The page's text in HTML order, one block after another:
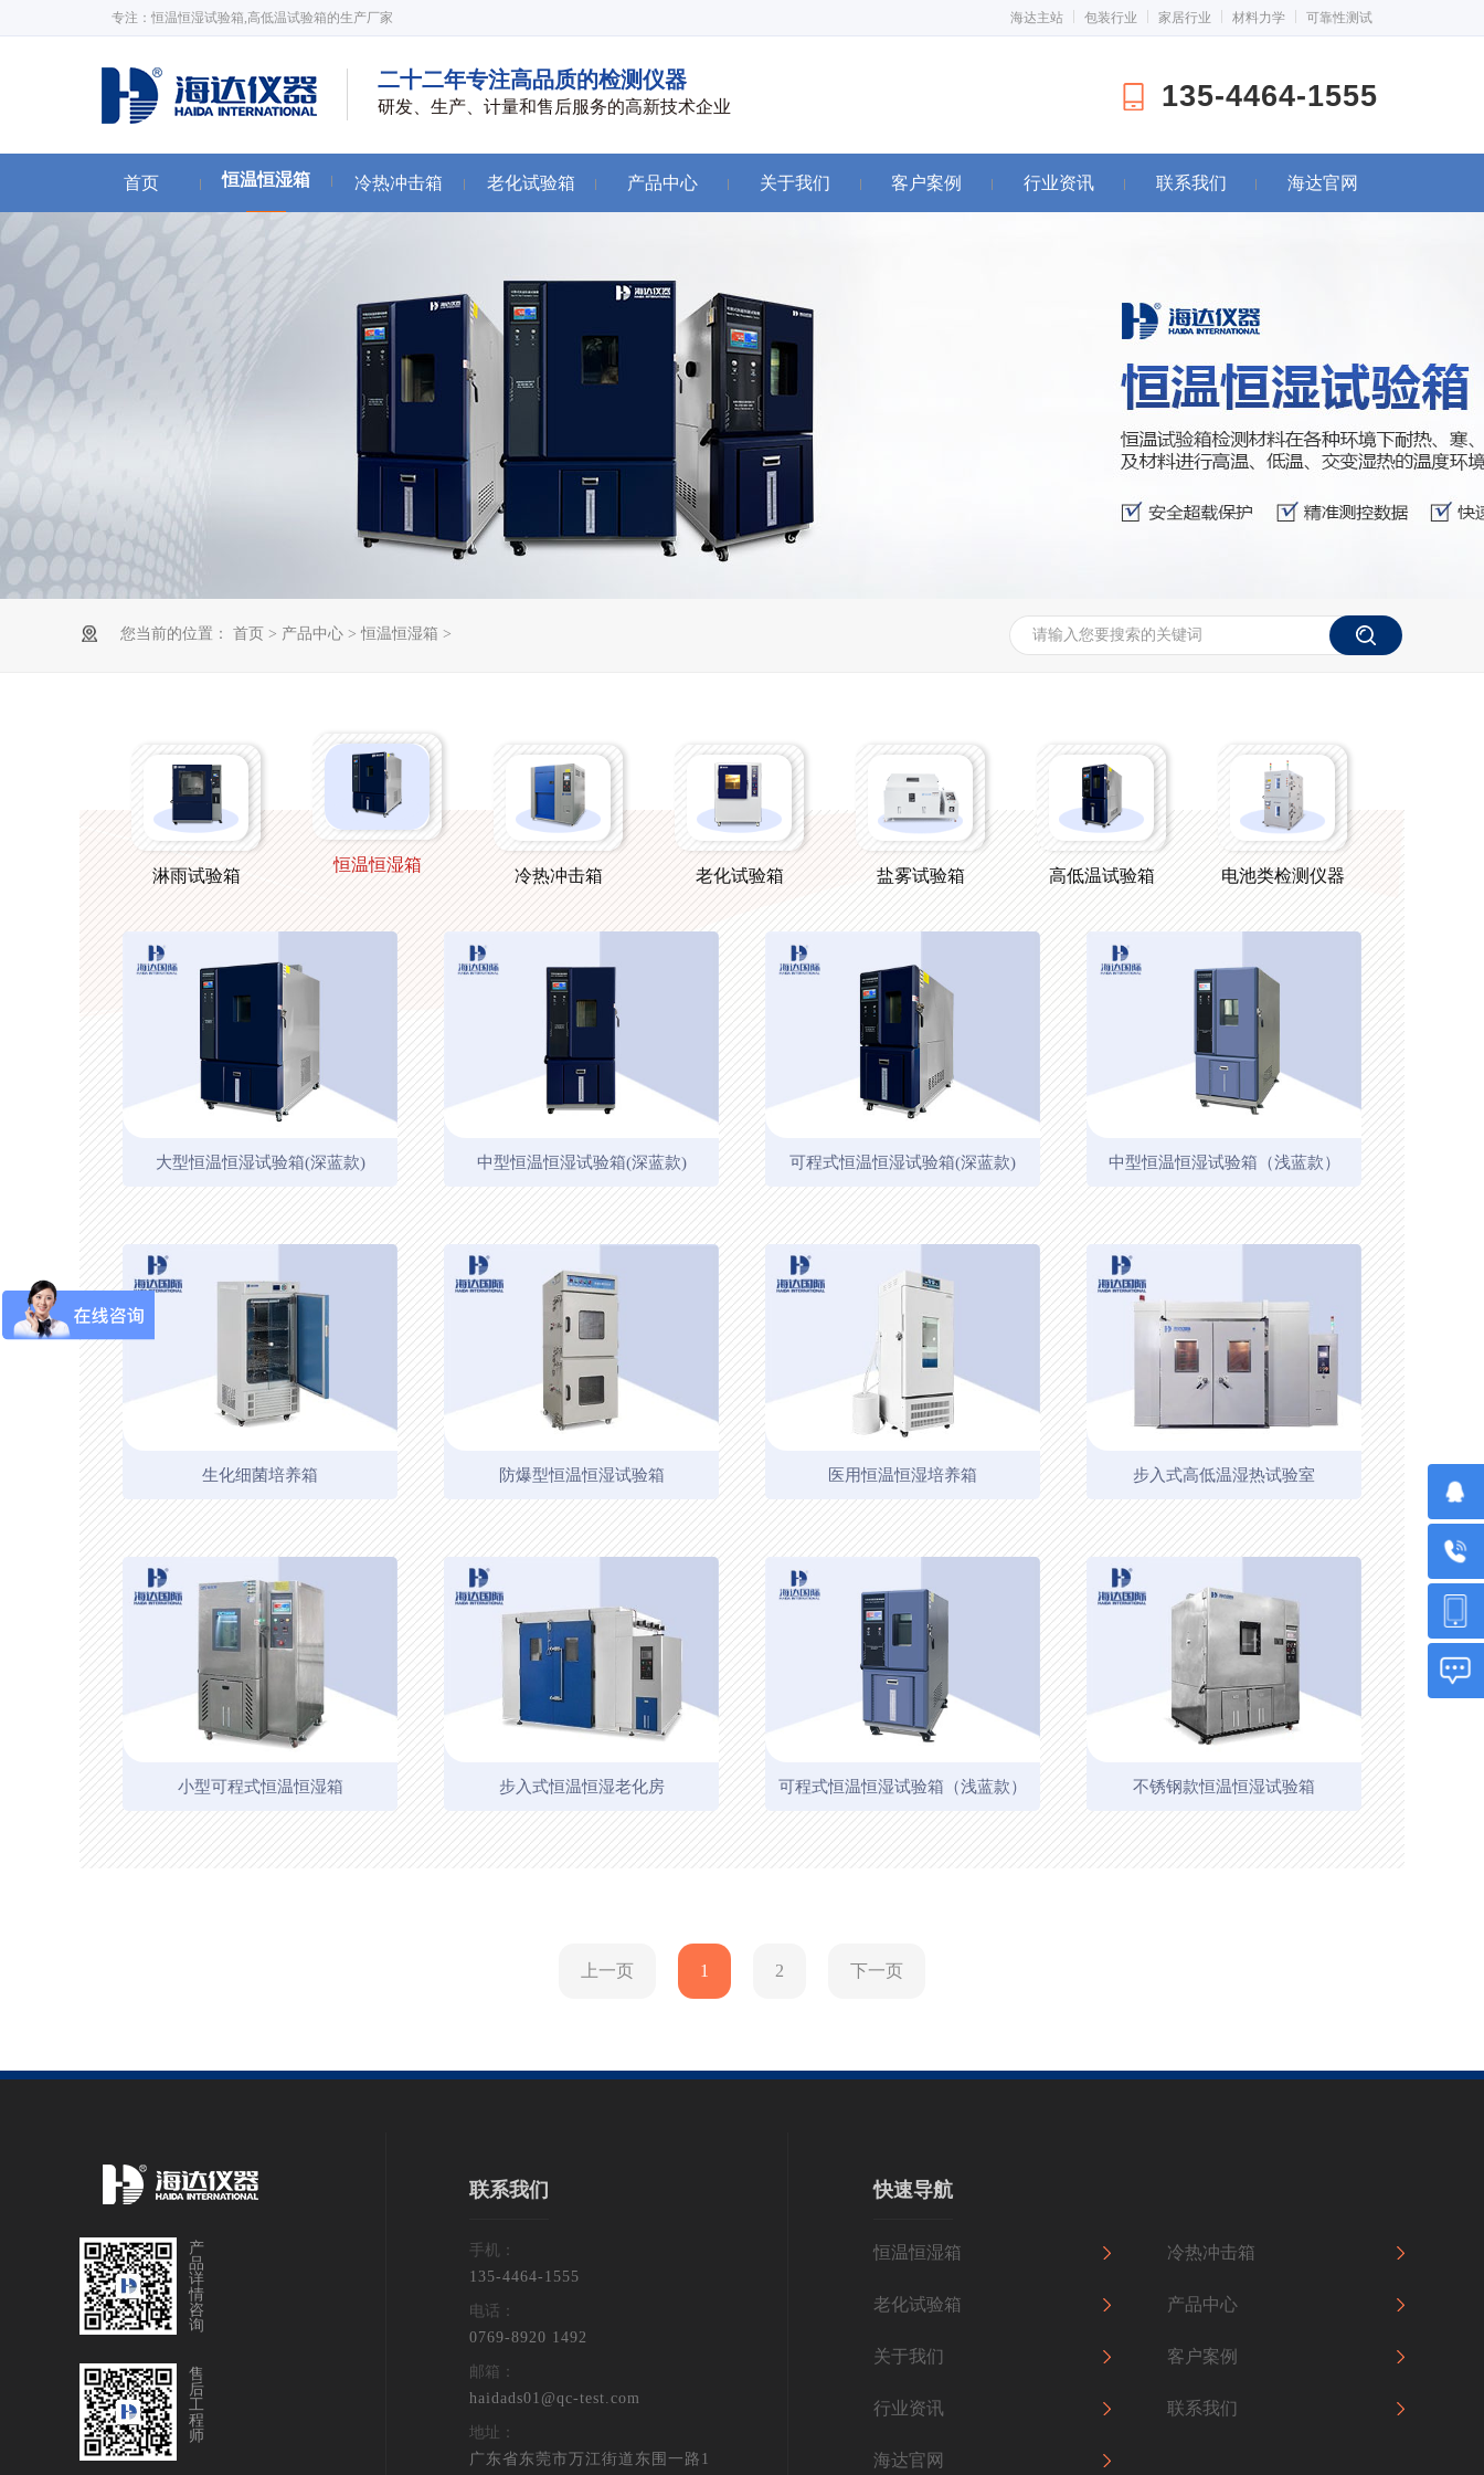
专注：恒温恒湿试验箱,高低温试验箱的生产厂家 海达主站 包装行业 家居行业 材料力学 可靠性测试
二十二年专注高品质的检测仪器
研发、生产、计量和售后服务的高新技术企业 135-4464-1555
首页 恒温恒湿箱 冷热冲击箱 老化试验箱 产品中心 关于我们 客户案例 行业资讯 联系我们 海达官网
您当前的位置： 首页 > 产品中心>恒温恒湿箱 >
淋雨试验箱
恒温恒湿箱
冷热冲击箱 老化试验箱 盐雾试验箱 高低温试验箱 电池类检测仪器
大型恒温恒湿试验箱(深蓝款) 中型恒温恒湿试验箱(深蓝款) 可程式恒温恒湿试验箱(深蓝款) 中型恒温恒湿试验箱（浅蓝款）
生化细菌培养箱 防爆型恒温恒湿试验箱 医用恒温恒湿培养箱 步入式高低温湿热试验室
小型可程式恒温恒湿箱 步入式恒温恒湿老化房 可程式恒温恒湿试验箱（浅蓝款） 不锈钢款恒温恒湿试验箱
上一页 1 2 下一页
产
品
详
情
咨
询
售
后
工
程
师
联系我们
手机：
135-4464-1555
电话：
0769-8920 1492
邮箱：
haidads01@qc-test.com
地址：
广东省东莞市万江街道东围一路1
快速导航
恒温恒湿箱 冷热冲击箱
老化试验箱 产品中心
关于我们 客户案例
行业资讯 联系我们
海达官网